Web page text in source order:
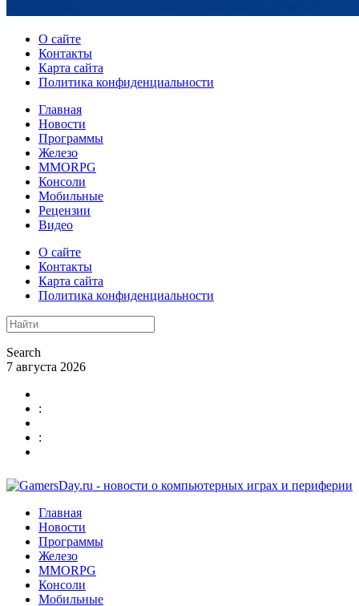
О сайте
Контакты
Карта сайта
Политика конфиденциальности
Главная
Новости
Программы
Железо
MMORPG
Консоли
Мобильные
Рецензии
Видео
О сайте
Контакты
Карта сайта
Политика конфиденциальности
Search
7 августа 2026
:
:
Главная
Новости
Программы
Железо
MMORPG
Консоли
Мобильные